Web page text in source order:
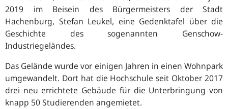
2019 im Beisein des Bürgermeisters der Stadt
Hachenburg, Stefan Leukel, eine Gedenktafel über die
Geschichte des sogenannten Genschow-
Industriegeländes.
Das Gelände wurde vor einigen Jahren in einen Wohnpark
umgewandelt. Dort hat die Hochschule seit Oktober 2017
drei neu errichtete Gebäude für die Unterbringung von
knapp 50 Studierenden angemietet.